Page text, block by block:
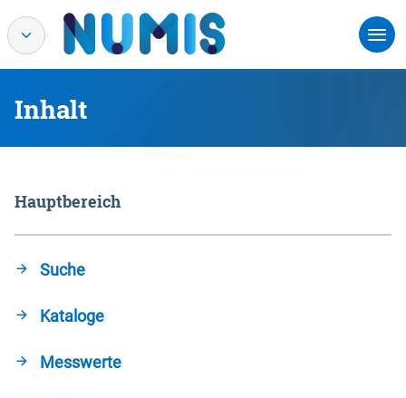
Inhalt
Hauptbereich
Suche
Kataloge
Messwerte